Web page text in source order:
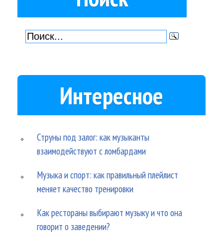
Интересное
Струны под залог: как музыканты
взаимодействуют с ломбардами
Музыка и спорт: как правильный плейлист
меняет качество тренировки
Как рестораны выбирают музыку и что она
говорит о заведении?